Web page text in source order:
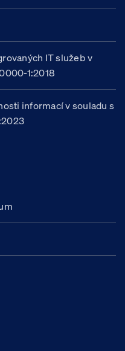
IT služeb v
1:2018
informací v souladu s
správy ČR